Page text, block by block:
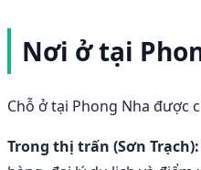
Nơi ở tại
Chỗ ở tại Phong Nha được
Trong thị trấn (Sơn Trạch):